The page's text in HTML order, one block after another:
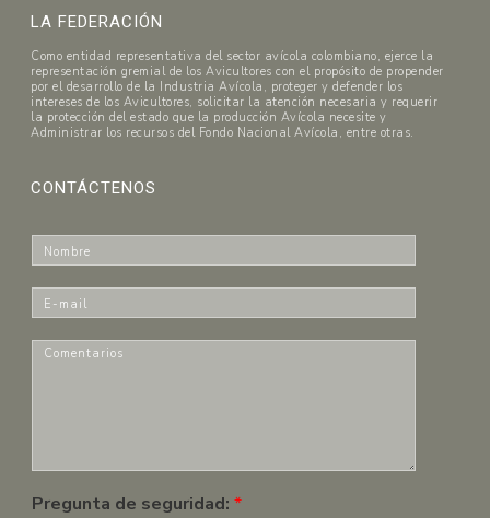
LA FEDERACIÓN
Como entidad representativa del sector avícola colombiano, ejerce la
representación gremial de los Avicultores con el propósito de propender
por el desarrollo de la Industria Avícola, proteger y defender los
intereses de los Avicultores, solicitar la atención necesaria y requerir
la protección del estado que la producción Avícola necesite y
Administrar los recursos del Fondo Nacional Avícola, entre otras.
CONTÁCTENOS
N
o
m
E
-
m
C
r
Pregunta de seguridad:*